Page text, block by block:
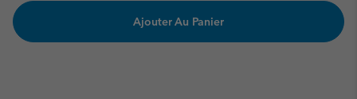
Ajouter Au Panier